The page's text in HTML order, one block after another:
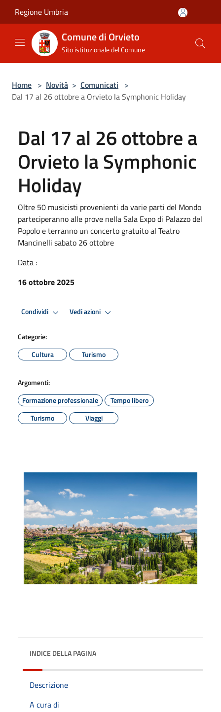
Regione Umbria
Comune di Orvieto
Sito istituzionale del Comune
Home > Novità > Comunicati >
Dal 17 al 26 ottobre a Orvieto la Symphonic Holiday
Dal 17 al 26 ottobre a
Orvieto la Symphonic
Holiday
Oltre 50 musicisti provenienti da varie parti del Mondo
parteciperanno alle prove nella Sala Expo di Palazzo del
Popolo e terranno un concerto gratuito al Teatro
Mancinelli sabato 26 ottobre
Data :
16 ottobre 2025
Condividi Vedi azioni
Categorie:
Cultura
Turismo
Argomenti:
Formazione professionale
Tempo libero
Turismo
Viaggi
INDICE DELLA PAGINA
Descrizione
A cura di